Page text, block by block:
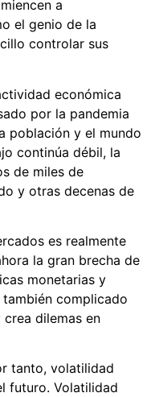
a
el genio de la
controlar sus
económica
por la pandemia
población y el mundo
continúa débil, la
de miles de
y otras decenas de
es realmente
la gran brecha de
monetarias y
complicado
dilemas en
tanto, volatilidad
futuro. Volatilidad